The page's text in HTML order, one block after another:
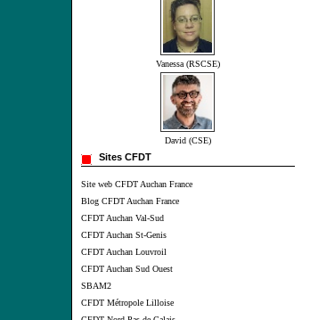
Vanessa (RSCSE)
David (CSE)
Sites CFDT
Site web CFDT Auchan France
Blog CFDT Auchan France
CFDT Auchan Val-Sud
CFDT Auchan St-Genis
CFDT Auchan Louvroil
CFDT Auchan Sud Ouest
SBAM2
CFDT Métropole Lilloise